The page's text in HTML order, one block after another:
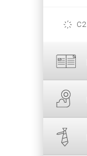
C2